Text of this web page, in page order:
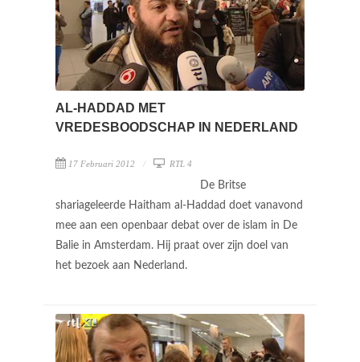
AL-HADDAD MET
VREDESBOODSCHAP IN NEDERLAND
17 Februari 2012 RTL 4
De Britse
shariageleerde Haitham al-Haddad doet vanavond
mee aan een openbaar debat over de islam in De
Balie in Amsterdam. Hij praat over zijn doel van
het bezoek aan Nederland.